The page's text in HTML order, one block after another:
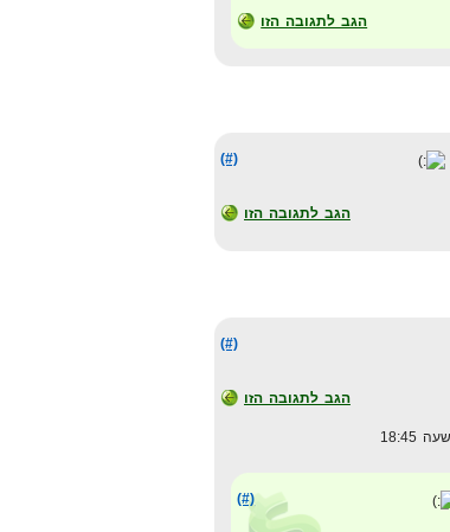
הגב לתגובה הזו
(#)
הגב לתגובה הזו
(#)
הגב לתגובה הזו
(#)